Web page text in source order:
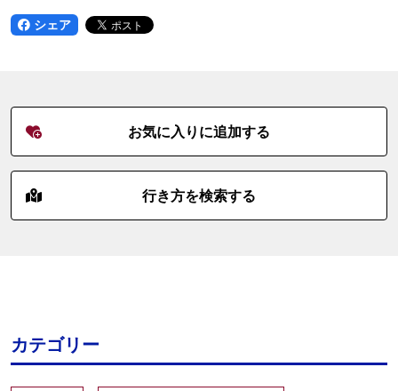
シェア
お気に入りに追加する
行き方を検索する
カテゴリー